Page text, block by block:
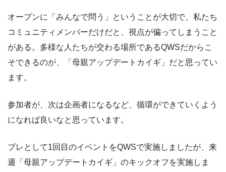
オープンに「みんなで問う」ということが大切で、私たち
コミュニティメンバーだけだと、視点が偏ってしまうこと
がある。多様な人たちが交わる場所であるQWSだからこ
そできるのが、「母親アップデートカイギ」だと思ってい
ます。
参加者が、次は企画者になるなど、循環ができていくよう
になれば良いなと思っています。
プレとして1回目のイベントをQWSで実施しましたが、来
週「母親アップデートカイギ」のキックオフを実施しま